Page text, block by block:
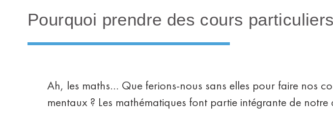
Pourquoi prendre des cours
Ah, les maths… Que ferions-nous sans elles pour faire nos
mentaux ? Les mathématiques font partie intégrante de